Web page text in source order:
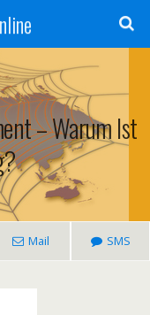
– Warum Ist
Mail SMS